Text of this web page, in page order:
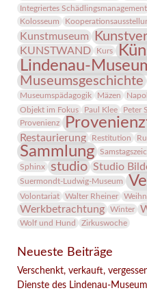
Integriertes Schädlingsmanagement
Kolosseum
Kunstmuseum
KUNSTWAND Kurs
Lindenau-
Museumsgeschichte
Museumspädagogik Mäzen
Objekt im Fokus
Paul Klee Peter
Provenienz
Restaurierung Restitution
Sammlung
Sphinx
studio Studio
Suermondt-Ludwig-Museum
Volontariat
Walter Rheiner
Werkbetrachtung Winter
Wolf und Hund
Zirkuswoche
Neueste Beiträge
Verschenkt, verkauft,
Dienste des Lindenau-